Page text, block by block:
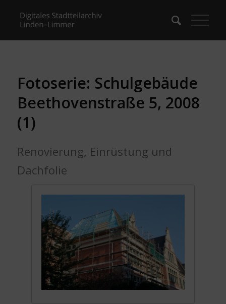
Fotoserie: Schulgebäude
Beethovenstraße 5, 2008
(1)
Renovierung, Einrüstung und
Dachfolie